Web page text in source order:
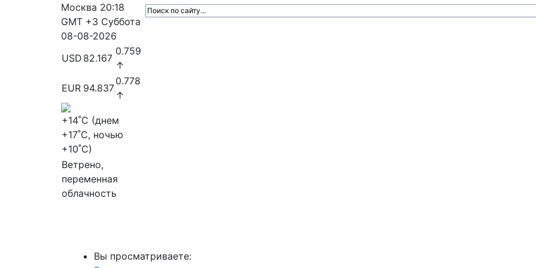
Москва 20:18
GMT +3 Суббота
08-08-2026
USD 82.167
0.759
↑
EUR 94.837
0.778
↑
+14˚C (днем
+17˚C, ночью
+10˚C)
Ветрено,
переменная
облачность
Вы просматриваете: